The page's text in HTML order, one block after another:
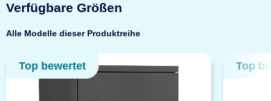
Verfügbare Größen
Alle Modelle dieser Produktreihe
Top bewertet Top